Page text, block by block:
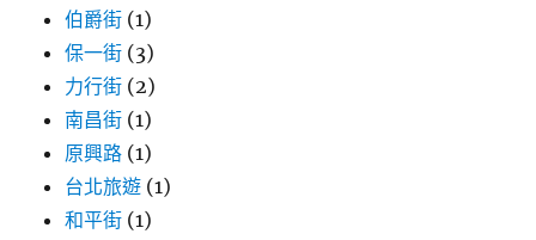
伯爵街 (1)
保一街 (3)
力行街 (2)
南昌街 (1)
原興路 (1)
台北旅遊 (1)
和平街 (1)